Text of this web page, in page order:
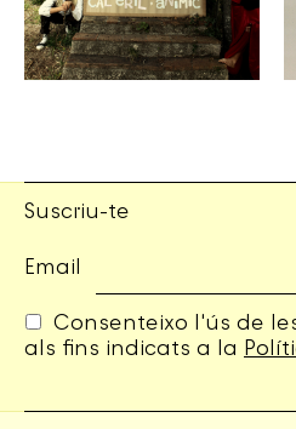
Suscriu-te
Email
Consenteixo l'ús de
als fins indicats a la